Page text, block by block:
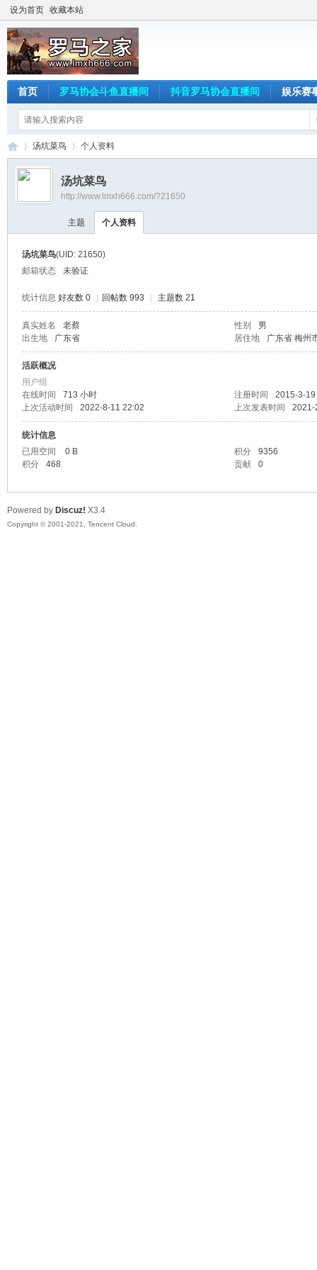
设为首页 收藏本站
首页 罗马协会斗鱼直播间 抖音罗马协会直播间 娱乐赛
之
›
汤坑菜鸟 个人资料
汤坑菜鸟
http://www.lmxh666.com/?21650
主题 个人资料
汤坑菜鸟(UID: 21650)
邮箱状态
未验证
统计信息 好友数 0 回帖数 993 主题数 21
真实姓名 老蔡 性别
男
出生地
广东省 居住地 广东省 梅州
活跃概况
用户组
在线时间
713 小时 注册时间
2015-3-
上次活动时间
2022-8-11 22:02 上次发表时间 2021-
统计信息
已用空间
0 B 积分
9356
积分
468 贡献 0
Powered by Discuz! X3.4
Copyright © 2001-2021, Tencent Cloud.